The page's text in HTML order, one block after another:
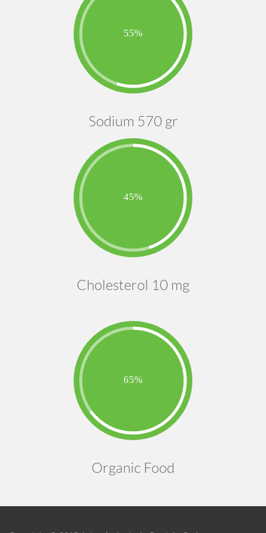
Sodium 570 gr
Cholesterol 10 mg
Organic Food